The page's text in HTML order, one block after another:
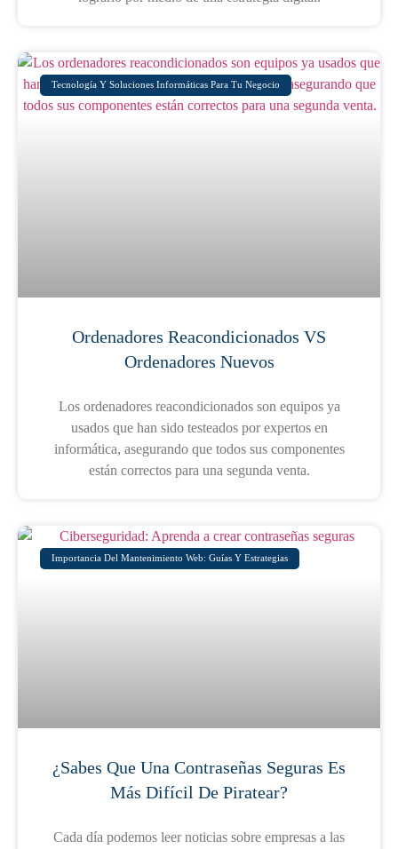
Tecnología Y Soluciones Informáticas Para Tu Negocio
Ordenadores Reacondicionados VS
Ordenadores Nuevos
Los ordenadores reacondicionados son equipos ya
usados que han sido testeados por expertos en
informática, asegurando que todos sus componentes
están correctos para una segunda venta.
Importancia Del Mantenimiento Web: Guías Y Estrategias
¿Sabes Que Una Contraseñas Seguras Es
Más Difícil De Piratear?
Cada día podemos leer noticias sobre empresas a las